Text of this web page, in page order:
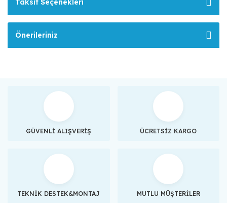
Önerileriniz
GÜVENLİ ALIŞVERİŞ ÜCRETSİZ KARGO
TEKNİK DESTEK&MONTAJ MUTLU MÜŞTERİLER